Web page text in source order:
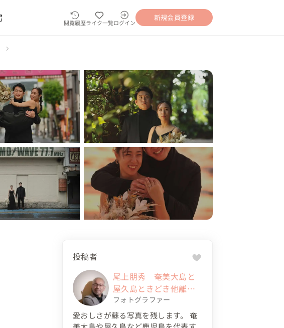
閲覧履歴ライク一覧ログイン
新規会員登録
投稿者
尾上朋秀 奄美大島と
屋久島ときどき他離島
フォトグラファー
フォトグラファー
愛おしさが蘇る写真を残します。 奄